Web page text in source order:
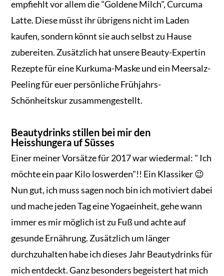
empfiehlt vor allem die "Goldene Milch", Curcuma
Latte. Diese müsst ihr übrigens nicht im Laden
kaufen, sondern könnt sie auch selbst zu Hause
zubereiten. Zusätzlich hat unsere Beauty-Expertin
Rezepte für eine Kurkuma-Maske und ein Meersalz-
Peeling für euer persönliche Frühjahrs-
Schönheitskur zusammengestellt.
Beautydrinks stillen bei mir den
Heisshungera uf Süsses
Einer meiner Vorsätze für 2017 war wiedermal: " Ich
möchte ein paar Kilo loswerden"!! Ein Klassiker 😉
Nun gut, ich muss sagen noch bin ich motiviert dabei
und mache jeden Tag eine Yogaeinheit, gehe wann
immer es mir möglich ist zu Fuß und achte auf
gesunde Ernährung. Zusätzlich um länger
durchzuhalten habe ich dieses Jahr Beautydrinks für
mich entdeckt. Ganz besonders begeistert hat mich